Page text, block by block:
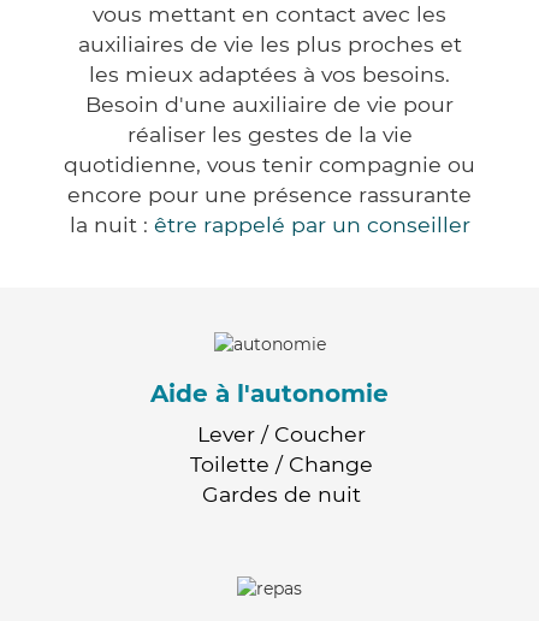
vous mettant en contact avec les
auxiliaires de vie les plus proches et
les mieux adaptées à vos besoins.
Besoin d'une auxiliaire de vie pour
réaliser les gestes de la vie
quotidienne, vous tenir compagnie ou
encore pour une présence rassurante
la nuit : être rappelé par un conseiller
Aide à l'autonomie
Lever / Coucher
Toilette / Change
Gardes de nuit